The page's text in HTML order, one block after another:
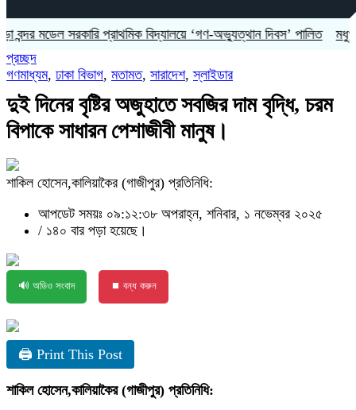
মডেল সরকারি প্রাথমিক বিদ্যালয়ে ‘গণ-অভ্যুত্থান দিবস’ পালিত মধুখালীতে
প্রচ্ছদ
গণমাধ্যম, ঢাকা বিভাগ, মতামত, সারাদেশ,স্লাইডার
দুই দিনের বৃষ্টির অজুহাতে সবজির দাম বৃদ্ধি, চরম
বিপাকে সাধারন পেশাজীবী মানুষ।
শাকিল হোসেন,কালিয়াকৈর (গাজীপুর) প্রতিনিধি:
আপডেট সময়ঃ ০৯:১২:৩৮ অপরাহ্ন, শনিবার, ১ নভেম্বর ২০২৫
/ ১৪০ বার পড়া হয়েছে।
🔊 অডিও সংবাদ ⏹ বন্ধ করুন
🖨 Print This Post
শাকিল হোসেন,কালিয়াকৈর (গাজীপুর) প্রতিনিধি: